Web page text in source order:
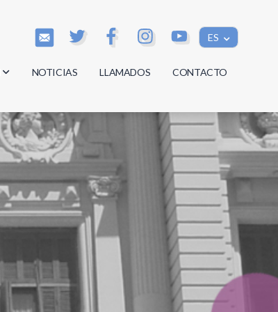
ES
NOTICIAS LLAMADOS CONTACTO